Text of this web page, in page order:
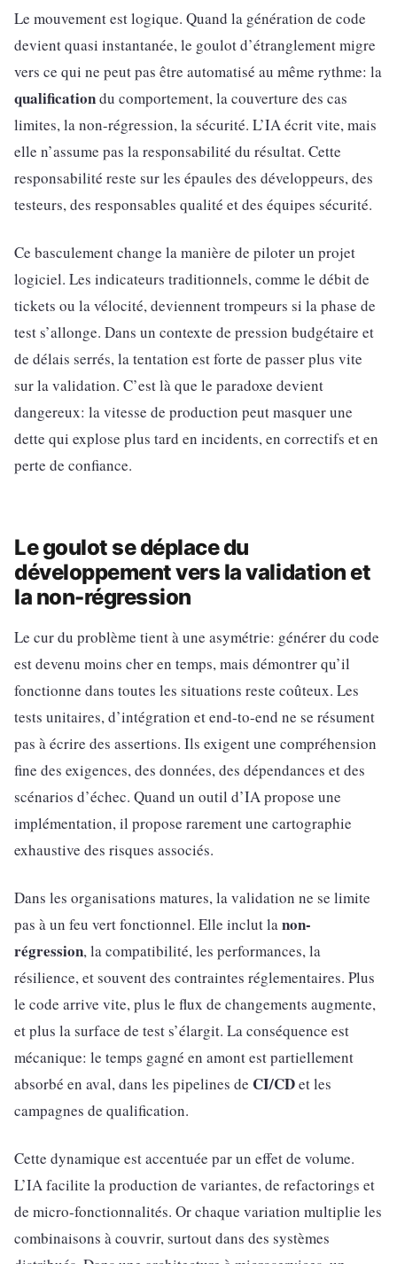
Le mouvement est logique. Quand la génération de code
devient quasi instantanée, le goulot d’étranglement migre
vers ce qui ne peut pas être automatisé au même rythme: la
qualificationdu comportement, la couverture des cas
limites, la non-régression, la sécurité. L’IA écrit vite, mais
elle n’assume pas la responsabilité du résultat. Cette
responsabilité reste sur les épaules des développeurs, des
testeurs, des responsables qualité et des équipes sécurité.
Ce basculement change la manière de piloter un projet
logiciel. Les indicateurs traditionnels, comme le débit de
tickets ou la vélocité, deviennent trompeurs si la phase de
test s’allonge. Dans un contexte de pression budgétaire et
de délais serrés, la tentation est forte de passer plus vite
sur la validation. C’est là que le paradoxe devient
dangereux: la vitesse de production peut masquer une
dette qui explose plus tard en incidents, en correctifs et en
perte de confiance.
Le goulot se déplace du
développement vers la validation et
la non-régression
Le cur du problème tient à une asymétrie: générer du code
est devenu moins cher en temps, mais démontrer qu’il
fonctionne dans toutes les situations reste coûteux. Les
tests unitaires, d’intégration et end-to-end ne se résument
pas à écrire des assertions. Ils exigent une compréhension
fine des exigences, des données, des dépendances et des
scénarios d’échec. Quand un outil d’IA propose une
implémentation, il propose rarement une cartographie
exhaustive des risques associés.
Dans les organisations matures, la validation ne se limite
pas à un feu vert fonctionnel. Elle inclut lanon-
régression, la compatibilité, les performances, la
résilience, et souvent des contraintes réglementaires. Plus
le code arrive vite, plus le flux de changements augmente,
et plus la surface de test s’élargit. La conséquence est
mécanique: le temps gagné en amont est partiellement
absorbé en aval, dans les pipelines de CI/CDet les
campagnes de qualification.
Cette dynamique est accentuée par un effet de volume.
L’IA facilite la production de variantes, de refactorings et
de micro-fonctionnalités. Or chaque variation multiplie les
combinaisons à couvrir, surtout dans des systèmes